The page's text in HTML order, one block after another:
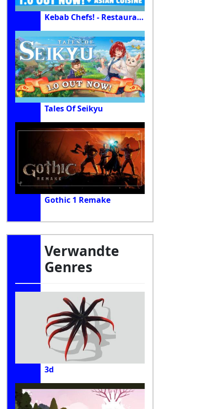
Kebab Chefs! - Restaurant Simulator
Tales Of Seikyu
Gothic 1 Remake
Verwandte
Genres
3d